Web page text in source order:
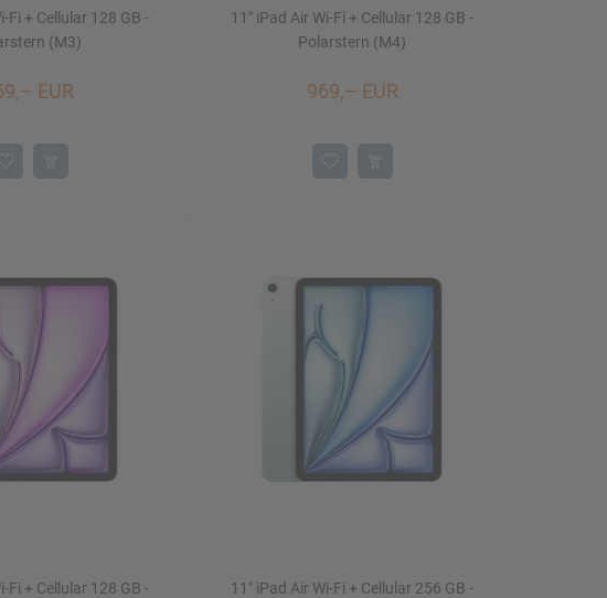
Fi + Cellular 128 GB -
(M3)
EUR
11" iPad Air Wi-Fi + Cellular 128 GB -
Polarstern (M4)
969,– EUR
Fi + Cellular 128 GB -
11" iPad Air Wi-Fi + Cellular 256 GB -